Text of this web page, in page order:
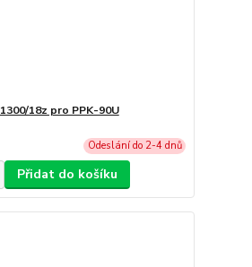
18z pro PPK-90U
Odeslání do 2-4 dnů
Přidat do košíku